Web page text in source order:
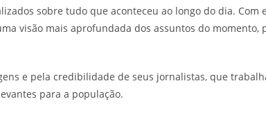
sobre tudo que aconteceu ao longo do dia. Com
visão mais aprofundada dos assuntos do momento,
e pela credibilidade de seus jornalistas, que
para a população.